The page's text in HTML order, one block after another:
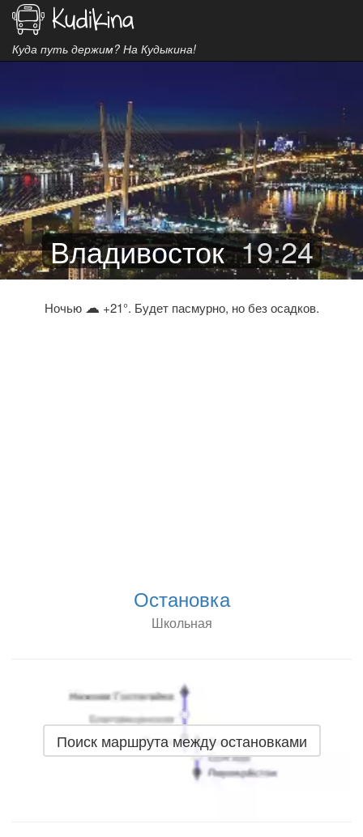
Куда путь держим? На Кудыкина!
Владивосток 19:24
Ночью ☁ +21°. Будет пасмурно, но без осадков.
Остановка
Школьная
Поиск маршрута между остановками